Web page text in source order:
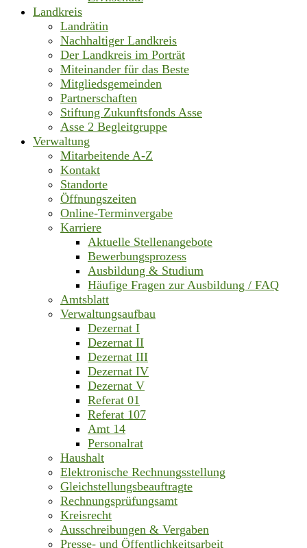
Landkreis
Landrätin
Nachhaltiger Landkreis
Der Landkreis im Porträt
Miteinander für das Beste
Mitgliedsgemeinden
Partnerschaften
Stiftung Zukunftsfonds Asse
Asse 2 Begleitgruppe
Verwaltung
Mitarbeitende A-Z
Kontakt
Standorte
Öffnungszeiten
Online-Terminvergabe
Karriere
Aktuelle Stellenangebote
Bewerbungsprozess
Ausbildung & Studium
Häufige Fragen zur Ausbildung / FAQ
Amtsblatt
Verwaltungsaufbau
Dezernat I
Dezernat II
Dezernat III
Dezernat IV
Dezernat V
Referat 01
Referat 107
Amt 14
Personalrat
Haushalt
Elektronische Rechnungsstellung
Gleichstellungsbeauftragte
Rechnungsprüfungsamt
Kreisrecht
Ausschreibungen & Vergaben
Presse- und Öffentlichkeitsarbeit